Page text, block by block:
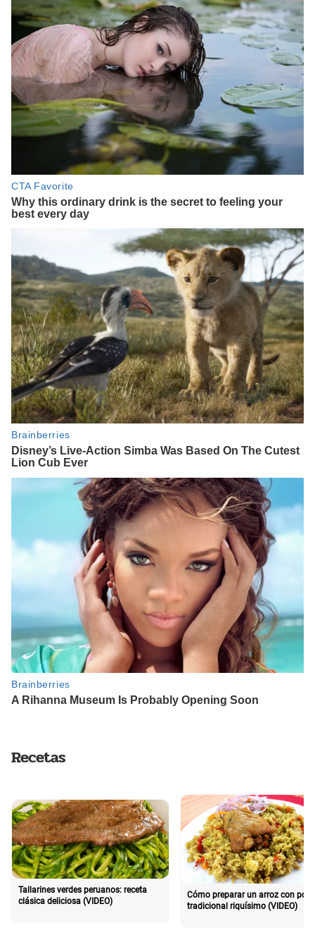
Recetas
Tallarines verdes peruanos: receta
clásica deliciosa (VIDEO)
Cómo preparar un arroz con pollo
tradicional riquísimo (VIDEO)